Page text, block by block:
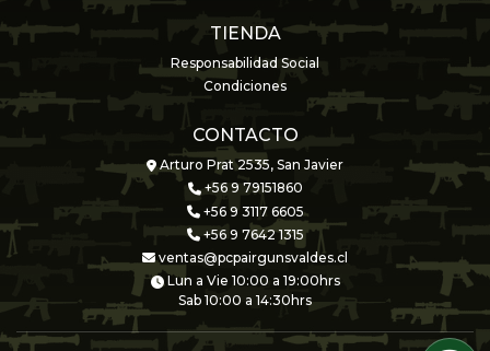
TIENDA
Responsabilidad Social
Condiciones
CONTACTO
Arturo Prat 2535, San Javier
+56 9 79151860
+56 9 3117 6605
+56 9 7642 1315
ventas@pcpairgunsvaldes.cl
Lun a Vie 10:00 a 19:00hrs
Sab 10:00 a 14:30hrs